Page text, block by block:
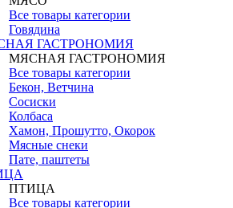
Все товары категории
Говядина
ГАСТРОНОМИЯ
МЯСНАЯ ГАСТРОНОМИЯ
Все товары категории
Бекон, Ветчина
Сосиски
Колбаса
Хамон, Прошутто, Окорок
Мясные снеки
Пате, паштеты
ПТИЦА
Все товары категории